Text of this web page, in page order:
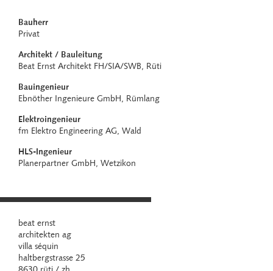
Bauherr
Privat
Architekt / Bauleitung
Beat Ernst Architekt FH/SIA/SWB, Rüti
Bauingenieur
Ebnöther Ingenieure GmbH, Rümlang
Elektroingenieur
fm Elektro Engineering AG, Wald
HLS-Ingenieur
Planerpartner GmbH, Wetzikon
beat ernst
architekten ag
villa séquin
haltbergstrasse 25